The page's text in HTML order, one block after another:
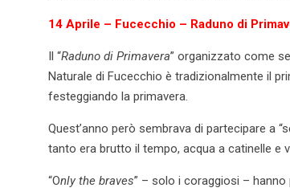
14 Aprile – Fucecchio – Raduno di
Il “Raduno di Primavera” organizzato come
Naturale di Fucecchio è tradizionalmente il
festeggiando la primavera.
Quest’anno però sembrava di partecipare a
tanto era brutto il tempo, acqua a catinelle e
“Only the braves” – solo i coraggiosi –